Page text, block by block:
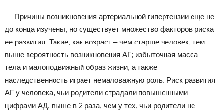
— Причины возникновения артериальной гипертензии еще не
до конца изучены, но существует множество факторов риска
ее развития. Такие, как возраст – чем старше человек, тем
выше вероятность возникновения АГ; избыточная масса
тела и малоподвижный образ жизни, а также
наследственность играет немаловажную роль. Риск развития
АГ у человека, чьи родители страдали повышенными
цифрами АД, выше в 2 раза, чем у тех, чьи родители не